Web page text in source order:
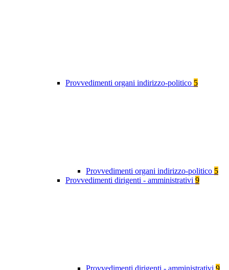
Provvedimenti organi indirizzo-politico 5
Provvedimenti organi indirizzo-politico 5
Provvedimenti dirigenti - amministrativi 9